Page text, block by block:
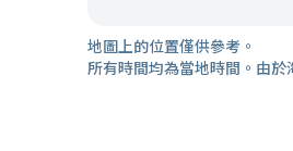
地圖上的位置僅供參考。
所有時間均為當地時間。由於